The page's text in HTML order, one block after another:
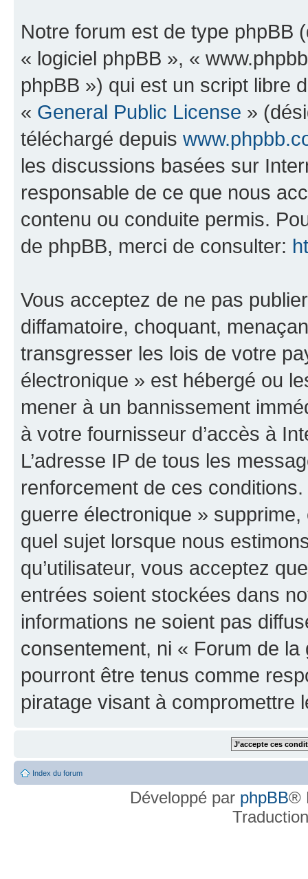
Notre forum est de type phpBB
« logiciel phpBB », «
phpBB ») qui est un script libre
« General Public License »
téléchargé depuis
les discussions basées sur
responsable de ce que nous
contenu ou conduite permis.
de phpBB, merci de consulter:
Vous acceptez de ne pas
diffamatoire, choquant,
transgresser les lois de votre
électronique » est hébergé ou
mener à un bannissement
à votre fournisseur d’accès à
L’adresse IP de tous les
renforcement de ces
guerre électronique »
quel sujet lorsque nous
qu’utilisateur, vous acceptez
entrées soient stockées dans
informations ne soient pas
consentement, ni « Forum de
pourront être tenus comme
piratage visant à compromettre
Index du forum
Développé par phpBB®